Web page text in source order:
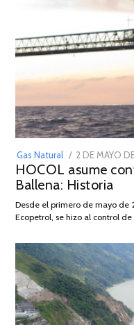
Gas Natural
POSTED
ON
2 DE MAYO
HOCOL asume
Ballena: Historia
Desde el primero de mayo de
Ecopetrol, se hizo al control